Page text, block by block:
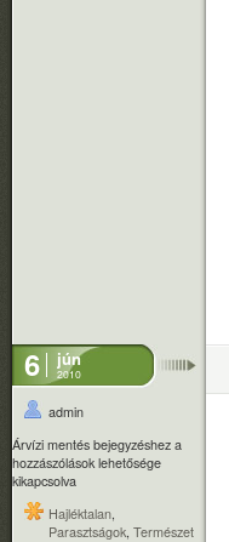
6 jún
2010
admin
Árvízi mentés bejegyzéshez a
hozzászólások lehetősége
kikapcsolva
Hajléktalan
Parasztságok Természet